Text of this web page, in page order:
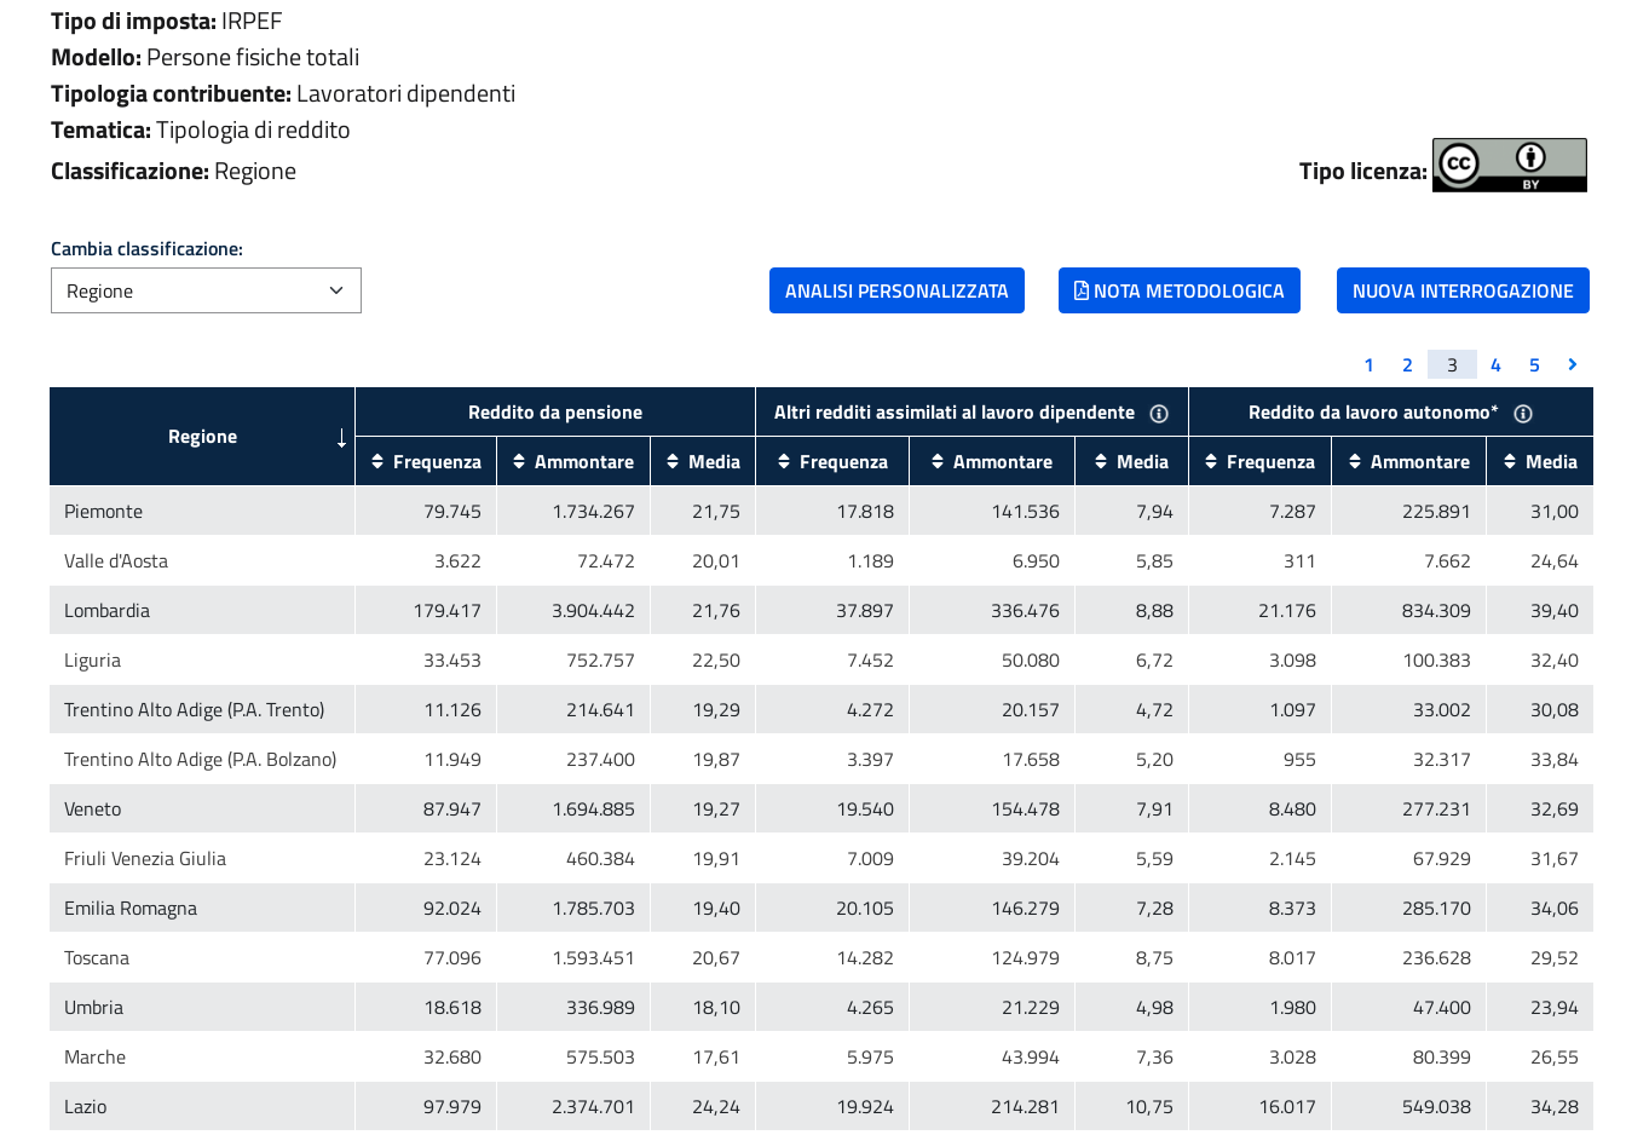
Tipo di imposta:IRPEF
Modello:Persone fisiche totali
Tipologia contribuente:Lavoratori dipendenti
Tematica:Tipologia di reddito
Classificazione:Regione Tipo licenza:
Cambia classificazione:
NOTA METODOLOGICA
NUOVA INTERROGAZIONE
1 2 3 4 5